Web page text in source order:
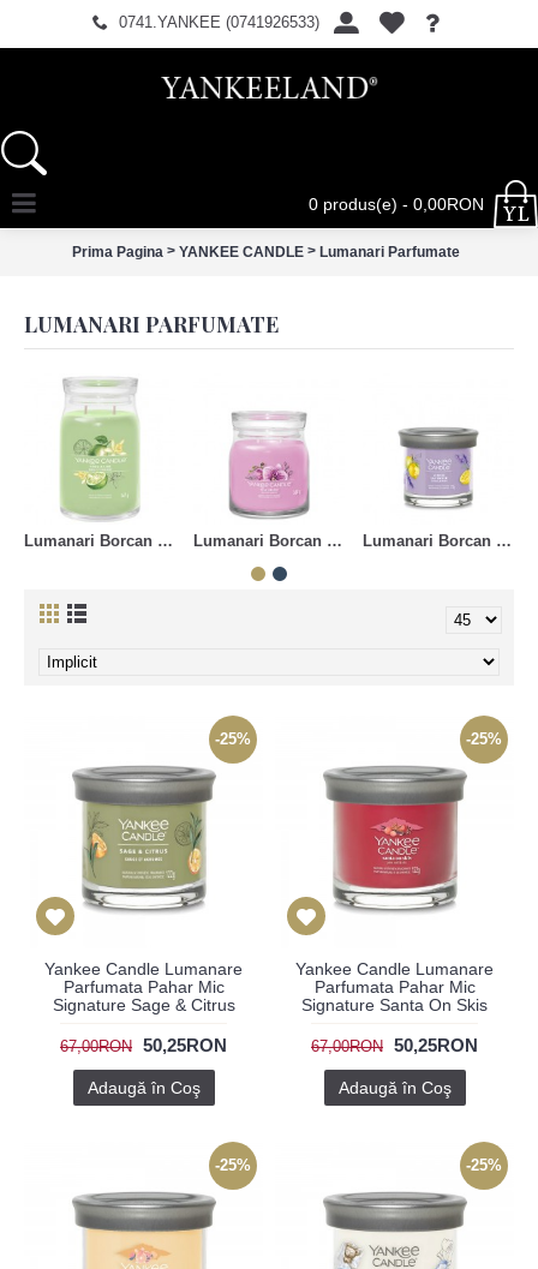
0741.YANKEE (0741926533)
0 produs(e) - 0,00RON
Prima Pagina > YANKEE CANDLE > Lumanari Parfumate
LUMANARI PARFUMATE
Lumanari Borcan Mare Lumanari Borcan Mediu Lumanari Borcan Mic
-25%
Yankee Candle Lumanare
Parfumata Pahar Mic
Signature Sage & Citrus
67,00RON 50,25RON
Adaugă în Coş
-25%
Yankee Candle Lumanare
Parfumata Pahar Mic
Signature Santa On Skis
67,00RON 50,25RON
Adaugă în Coş
-25% -25%